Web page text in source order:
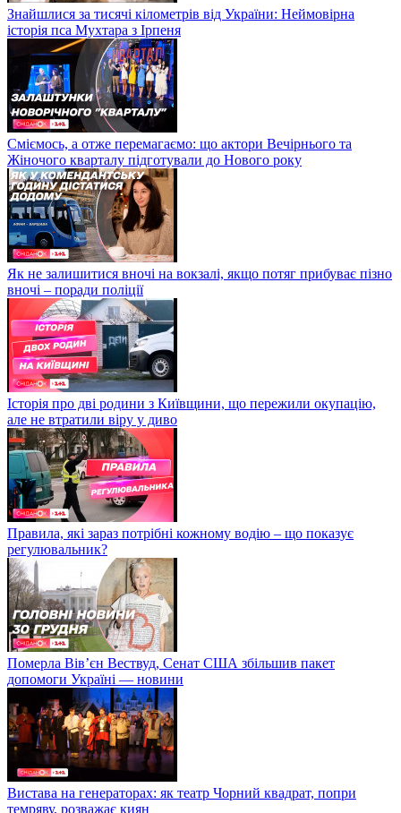
Знайшлися за тисячі кілометрів від України: Неймовірна
історія пса Мухтара з Ірпеня
Сміємось, а отже перемагаємо: що актори Вечірнього та
Жіночого кварталу підготували до Нового року
Як не залишитися вночі на вокзалі, якщо потяг прибуває пізно
вночі – поради поліції
Історія про дві родини з Київщини, що пережили окупацію,
але не втратили віру у диво
Правила, які зараз потрібні кожному водію – що показує
регулювальник?
Померла Вівʼєн Вествуд, Сенат США збільшив пакет
допомоги Україні — новини
Вистава на генераторах: як театр Чорний квадрат, попри
темряву, розважає киян